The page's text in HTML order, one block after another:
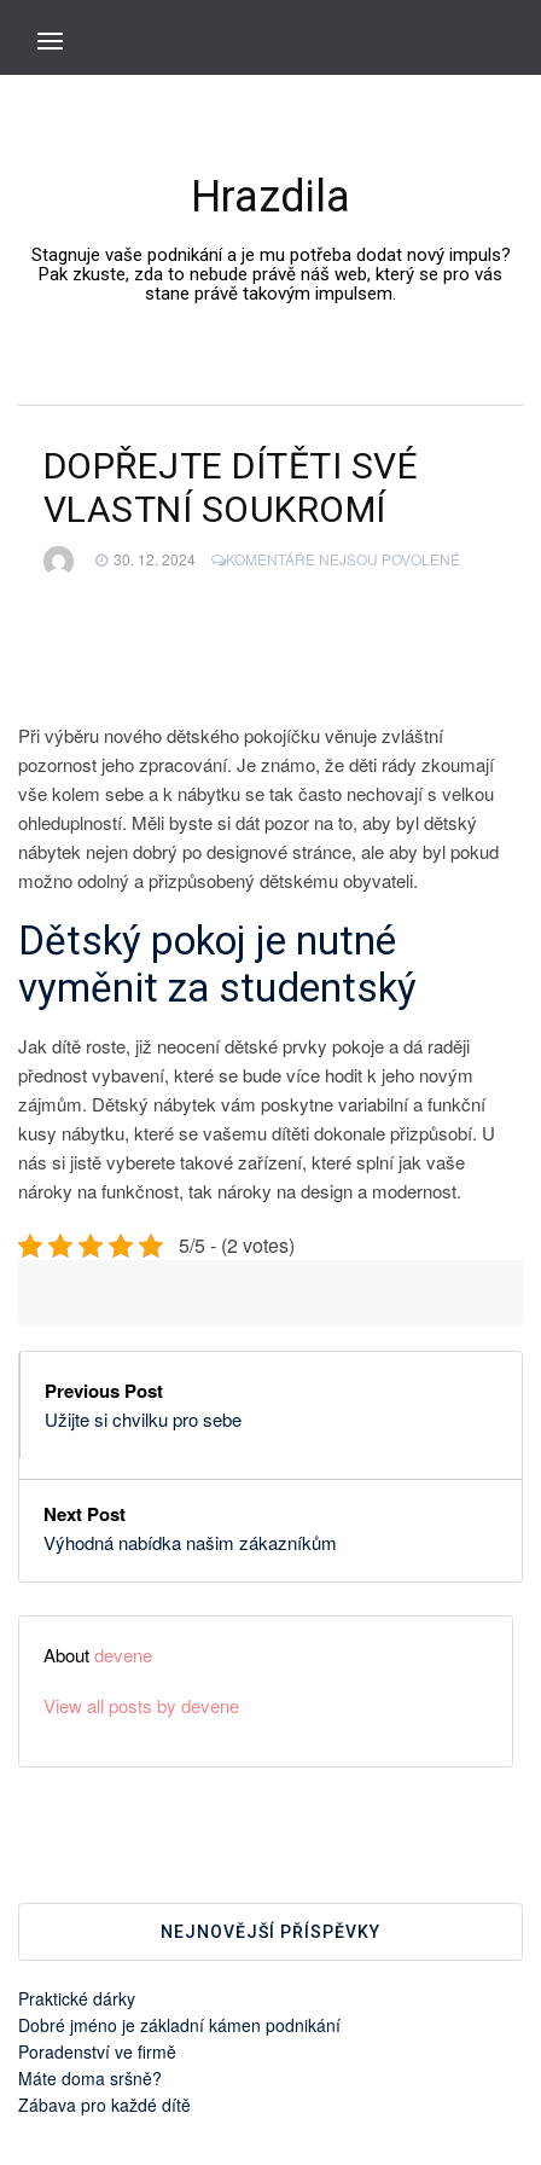
Hrazdila
Stagnuje vaše podnikání a je mu potřeba dodat nový impuls?
Pak zkuste, zda to nebude právě náš web, který se pro vás
stane právě takovým impulsem.
DOPŘEJTE DÍTĚTI SVÉ
VLASTNÍ SOUKROMÍ
30. 12. 2024 KOMENTÁŘE NEJSOU POVOLENÉU
Při výběru nového dětského pokojíčku věnuje zvláštní
pozornost jeho zpracování. Je známo, že děti rády zkoumají
vše kolem sebe a k nábytku se tak často nechovají s velkou
ohleduplností. Měli byste si dát pozor na to, aby byl dětský
nábytek nejen dobrý po designové stránce, ale aby byl pokud
možno odolný a přizpůsobený dětskému obyvateli.
Dětský pokoj je nutné
vyměnit za studentský
Jak dítě roste, již neocení dětské prvky pokoje a dá raději
přednost vybavení, které se bude více hodit k jeho novým
zájmům. Dětský nábytek vám poskytne variabilní a funkční
kusy nábytku, které se vašemu dítěti dokonale přizpůsobí. U
nás si jistě vyberete takové zařízení, které splní jak vaše
nároky na funkčnost, tak nároky na design a modernost.
5/5 - (2 votes)
Previous Post
Užijte si chvilku pro sebe
Next Post
Výhodná nabídka našim zákazníkům
Aboutdevene
View all posts by devene
NEJNOVĚJŠÍ PŘÍSPĚVKY
Praktické dárky
Dobré jméno je základní kámen podnikání
Poradenství ve firmě
Máte doma sršně?
Zábava pro každé dítě